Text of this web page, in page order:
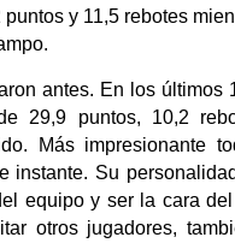
y 11,5 rebotes
antes. En los últimos
29,9 puntos, 10,2
Más impresionante
instante. Su
equipo y ser la cara
otros jugadores,